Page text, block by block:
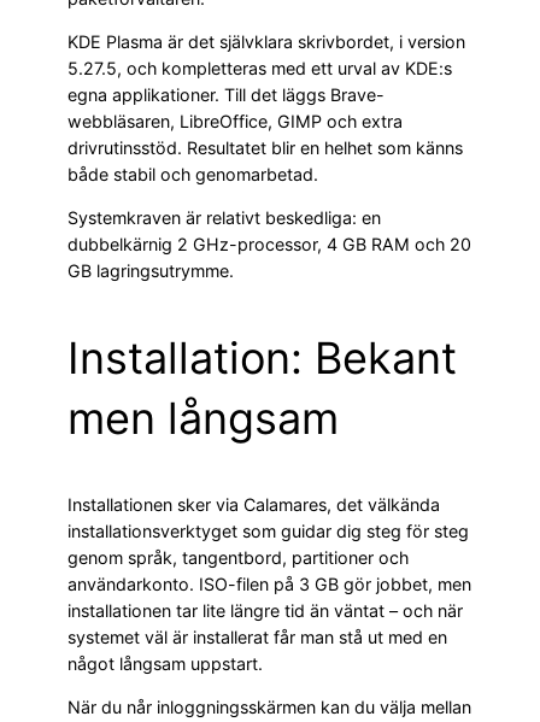
KDE Plasma är det självklara skrivbordet, i version
5.27.5, och kompletteras med ett urval av KDE:s
egna applikationer. Till det läggs Brave-
webbläsaren, LibreOffice, GIMP och extra
drivrutinsstöd. Resultatet blir en helhet som känns
både stabil och genomarbetad.
Systemkraven är relativt beskedliga: en
dubbelkärnig 2 GHz-processor, 4 GB RAM och 20
GB lagringsutrymme.
Installation: Bekant
men långsam
Installationen sker via Calamares, det välkända
installationsverktyget som guidar dig steg för steg
genom språk, tangentbord, partitioner och
användarkonto. ISO-filen på 3 GB gör jobbet, men
installationen tar lite längre tid än väntat – och när
systemet väl är installerat får man stå ut med en
något långsam uppstart.
När du når inloggningsskärmen kan du välja mellan